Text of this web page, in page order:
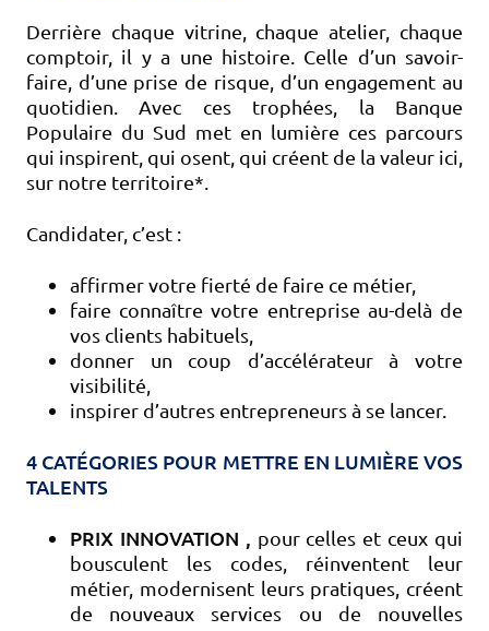
Derrière chaque vitrine, chaque atelier, chaque
comptoir, il y a une histoire. Celle d’un savoir-
faire, d’une prise de risque, d’un engagement au
quotidien. Avec ces trophées, la Banque
Populaire du Sud met en lumière ces parcours
qui inspirent, qui osent, qui créent de la valeur ici,
sur notre territoire*.
Candidater, c’est :
affirmer votre fierté de faire ce métier,
faire connaître votre entreprise au-delà de
vos clients habituels,
donner un coup d’accélérateur à votre
visibilité,
inspirer d’autres entrepreneurs à se lancer.
4 CATÉGORIES POUR METTRE EN LUMIÈRE VOS
TALENTS
PRIX INNOVATION ,
pour celles et ceux qui
bousculent les codes, réinventent leur
métier, modernisent leurs pratiques, créent
de nouveaux services ou de nouvelles